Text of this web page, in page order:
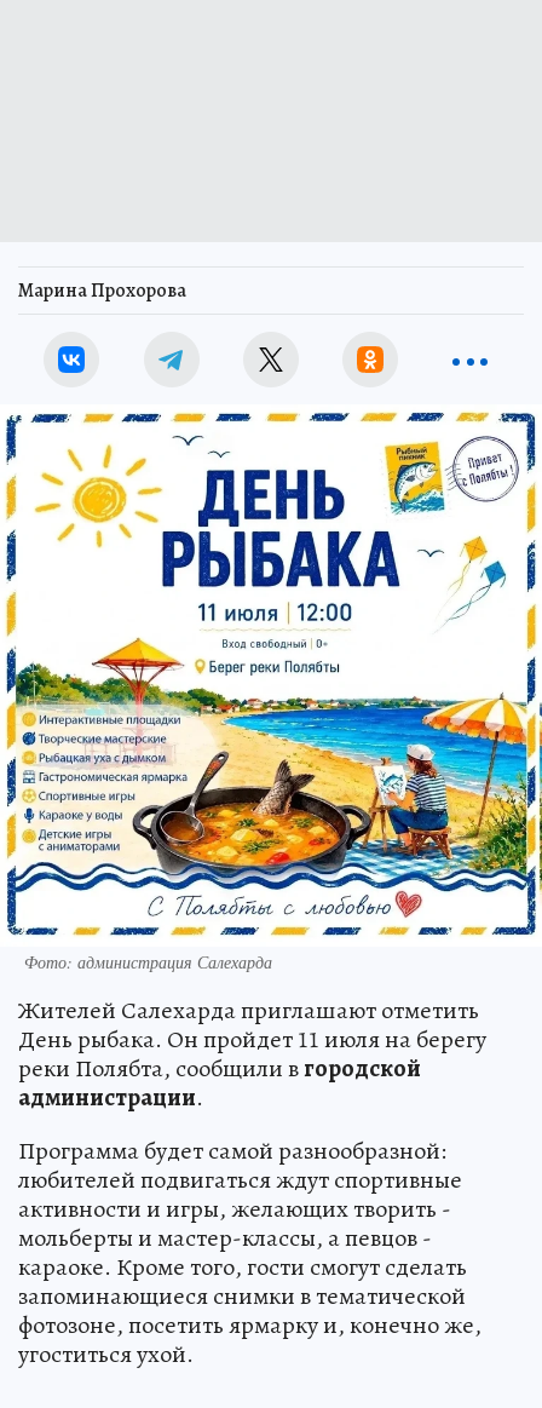
Марина Прохорова
Фото: администрация Салехарда
Жителей Салехарда приглашают отметить
День рыбака. Он пройдет 11 июля на берегу
реки Полябта, сообщили вгородской
администрации.
Программа будет самой разнообразной:
любителей подвигаться ждут спортивные
активности и игры, желающих творить -
мольберты и мастер-классы, а певцов -
караоке. Кроме того, гости смогут сделать
запоминающиеся снимки в тематической
фотозоне, посетить ярмарку и, конечно же,
угоститься ухой.